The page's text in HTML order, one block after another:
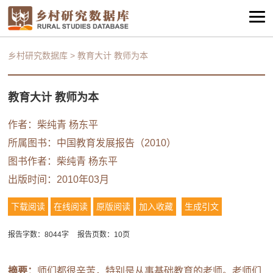
乡村研究数据库 >教育大计 教师为本
教育大计 教师为本
作者：柴纯青 杨东平
所属图书： 中国教育发展报告（2010）
图书作者：柴纯青 杨东平
出版时间：2010年03月
下载阅读 在线阅读 原版阅读 加入收藏 生成引文
报告字数：8044字 报告页数：10页